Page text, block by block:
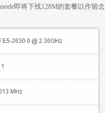
即将下线128M的套餐以作留念